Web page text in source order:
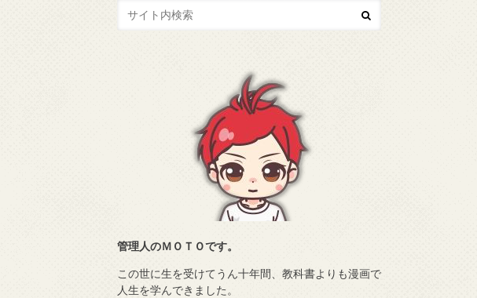
管理人のＭＯＴＯです。
この世に生を受けてうん十年間、教科書よりも漫画で
人生を学んできました。